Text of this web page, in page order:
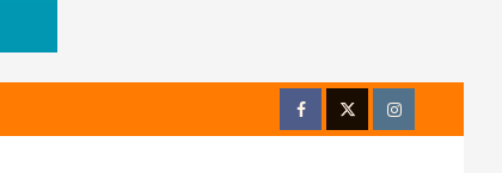
FacebookTwitterInstagram